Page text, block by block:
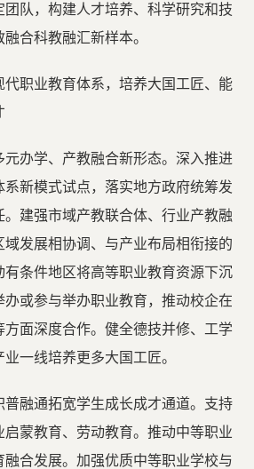
团队，构建人才培养、科学研究和技
合科教融汇新样本。
代职业教育体系，培养大国工匠、能
元办学、产教融合新形态。深入推进
新模式试点，落实地方政府统筹发
。建强市域产教联合体、行业产教融
发展相协调、与产业布局相衔接的
有条件地区将高等职业教育资源下沉
办或参与举办职业教育，推动校企在
方面深度合作。健全德技并修、工学
一线培养更多大国工匠。
普融通拓宽学生成长成才通道。支持
蒙教育、劳动教育。推动中等职业
合发展。加强优质中等职业学校与